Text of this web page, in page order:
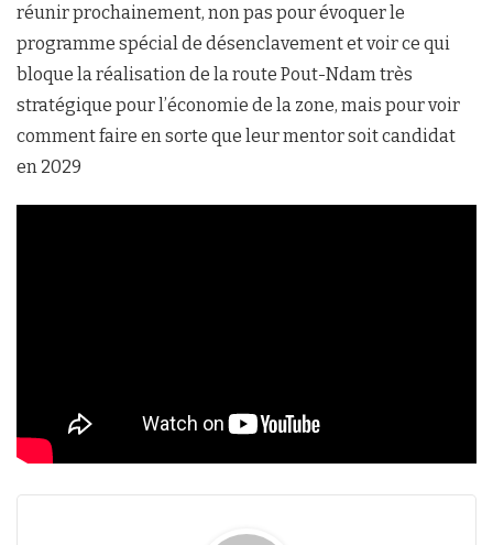
réunir prochainement, non pas pour évoquer le
programme spécial de désenclavement et voir ce qui
bloque la réalisation de la route Pout-Ndam très
stratégique pour l’économie de la zone, mais pour voir
comment faire en sorte que leur mentor soit candidat
en 2029